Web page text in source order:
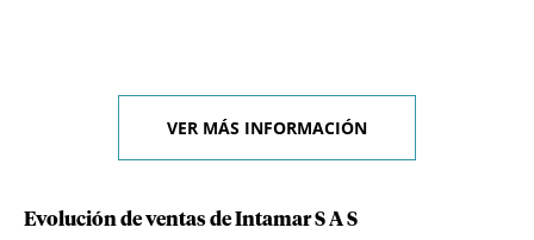
VER MÁS INFORMACIÓN
Evolución de ventas de Intamar S A S